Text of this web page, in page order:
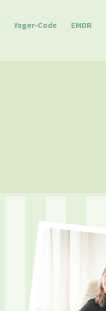
Yager-Code EMDR